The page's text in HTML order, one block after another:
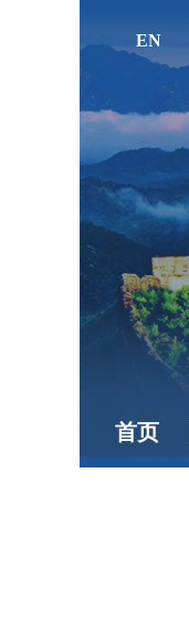
EN
首页